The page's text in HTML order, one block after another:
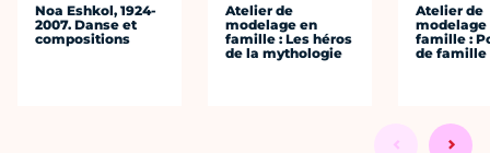
Noa Eshkol, 1924-
2007. Danse et
compositions
Atelier de
modelage en
famille : Les héros
de la mythologie
Atelier de
modelage
famille :
de famille